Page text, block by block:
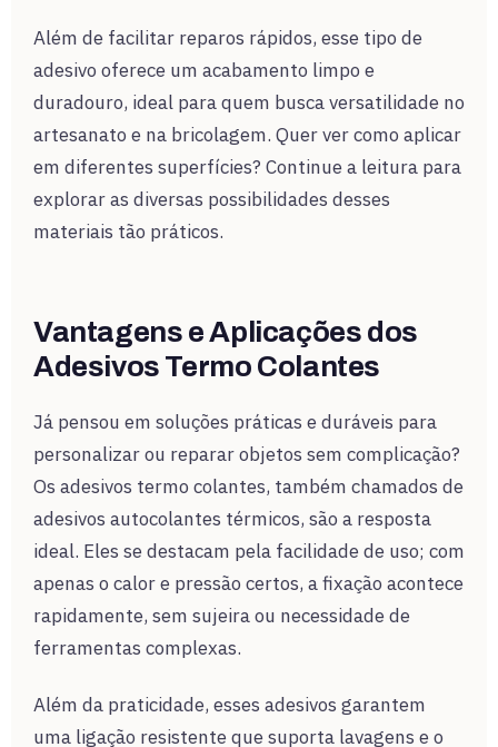
Além de facilitar reparos rápidos, esse tipo de
adesivo oferece um acabamento limpo e
duradouro, ideal para quem busca versatilidade no
artesanato e na bricolagem. Quer ver como aplicar
em diferentes superfícies? Continue a leitura para
explorar as diversas possibilidades desses
materiais tão práticos.
Vantagens e Aplicações dos
Adesivos Termo Colantes
Já pensou em soluções práticas e duráveis para
personalizar ou reparar objetos sem complicação?
Os adesivos termo colantes, também chamados de
adesivos autocolantes térmicos, são a resposta
ideal. Eles se destacam pela facilidade de uso; com
apenas o calor e pressão certos, a fixação acontece
rapidamente, sem sujeira ou necessidade de
ferramentas complexas.
Além da praticidade, esses adesivos garantem
uma ligação resistente que suporta lavagens e o